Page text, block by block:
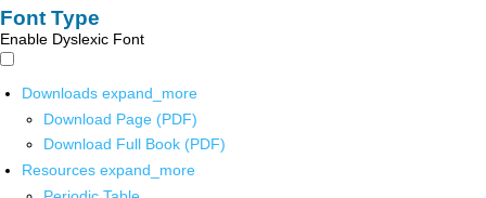
Font Type
Enable Dyslexic Font
Downloads expand_more
Download Page (PDF)
Download Full Book (PDF)
Resources expand_more